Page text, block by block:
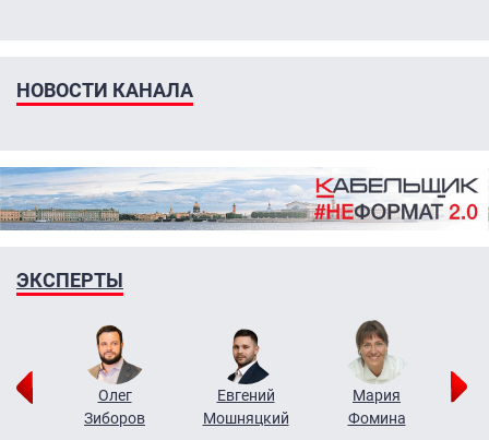
НОВОСТИ КАНАЛА
ЭКСПЕРТЫ
Олег
Зиборов
Евгений
Мошняцкий
Мария
Фомина